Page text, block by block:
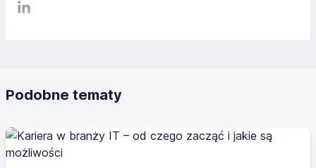
LinkediIn
Podobne tematy